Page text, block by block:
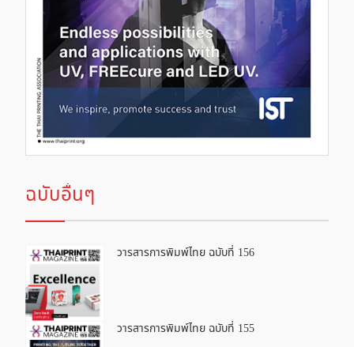
ฉบับอื่นๆ
วารสารการพิมพ์ไทย ฉบับที่ 156
วารสารการพิมพ์ไทย ฉบับที่ 155